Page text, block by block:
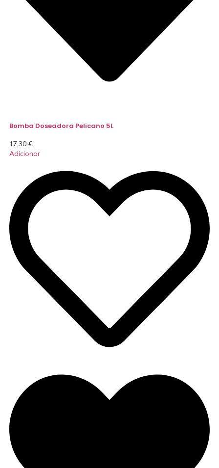
Bomba Doseadora Pelicano 5L
17,30 €
Adicionar